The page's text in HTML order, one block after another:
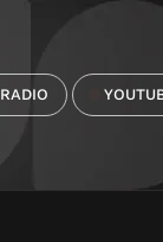
RADIO